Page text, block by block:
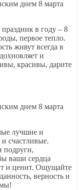
в году – 8
первое тепло.
живут всегда в
и
красивы, дарите
лучшие и
счастливые.
ваши сердца
и ценит. Ощущайте
верность и